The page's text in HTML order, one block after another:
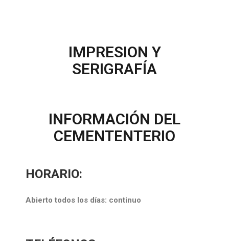
IMPRESION Y
SERIGRAFÍA
INFORMACIÓN DEL
CEMENTENTERIO
HORARIO:
Abierto todos los días: continuo